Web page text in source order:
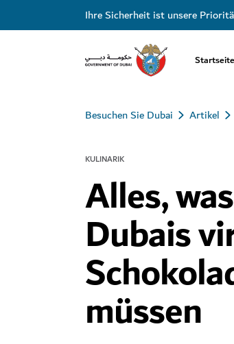
Ihre Sicherheit ist unsere
Startseite
Besuchen Sie Dubai Artikel
KULINARIK
Alles,
Dubais
müssen